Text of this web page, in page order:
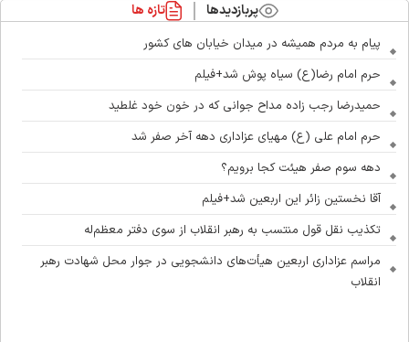
پربازدیدها تازه ها
پیام به مردم همیشه در میدان خیابان های کشور
حرم امام رضا(ع) سیاه پوش شد+فیلم
حمیدرضا رجب زاده مداح جوانی که در خون خود غلطید
حرم امام علی (ع) مهیای عزاداری دهه آخر صفر شد
دهه سوم صفر هیئت کجا برویم؟
آقا نخستین زائر این اربعین شد+فیلم
تکذیب نقل قول منتسب به رهبر انقلاب از سوی دفتر معظم‌له
مراسم عزاداری اربعین هیأت‌های دانشجویی در جوار محل شهادت رهبر
انقلاب